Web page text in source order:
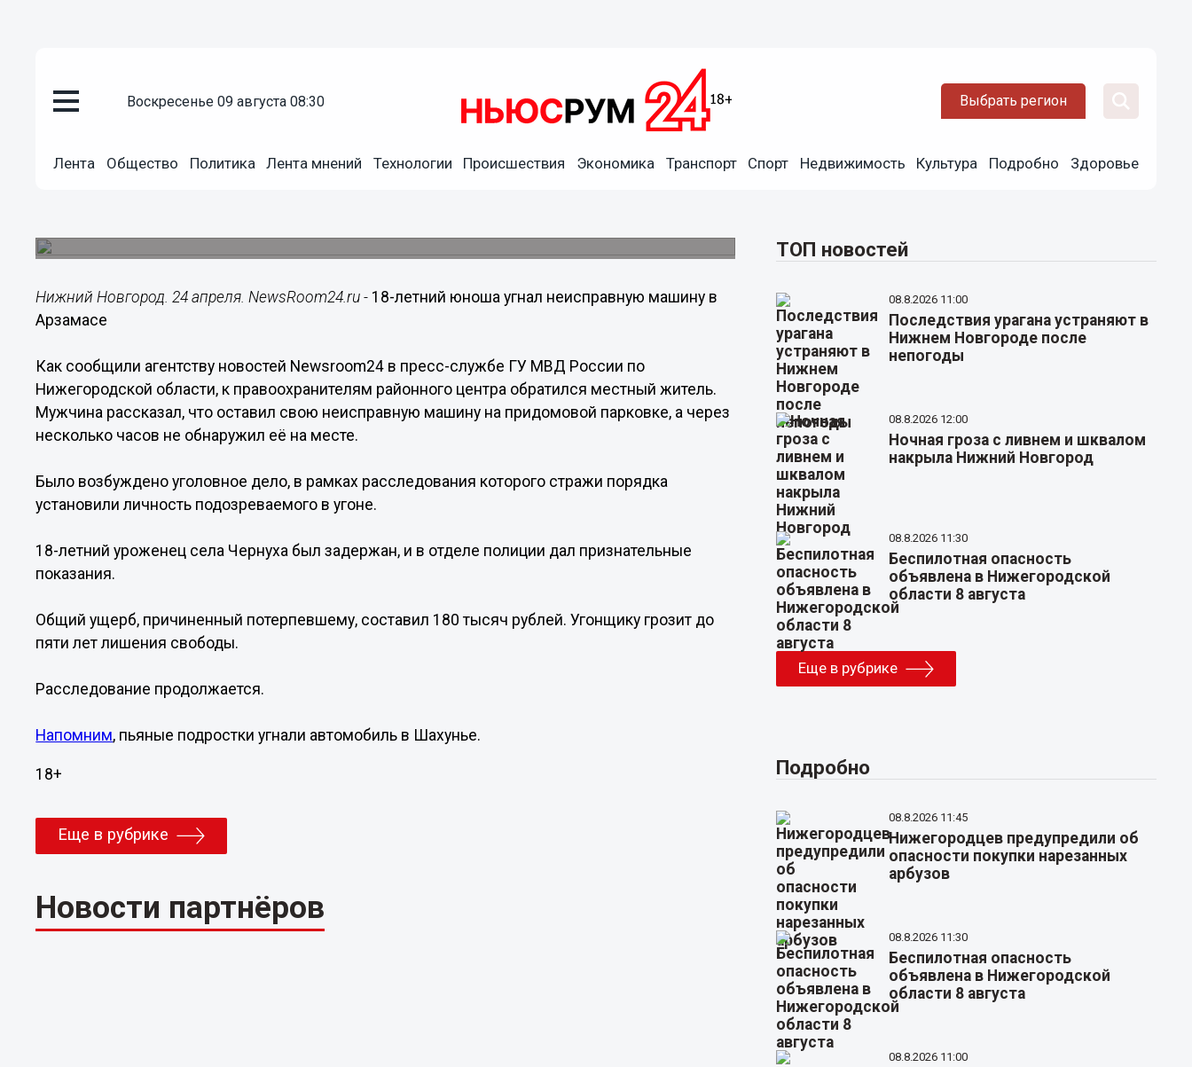
воскресенье 09 августа 08:30 Выбрать регион
Лента Общество Политика Лента мнений Технологии Происшествия Экономика Транспорт Спорт Недвижимость Культура Подробно Здоровье
24.04.201709:29
Нижний Новгород. 24 апреля. NewsRoom24.ru - 18-летний юноша угнал неисправную машину в
Арзамасе
Как сообщили агентству новостей Newsroom24 в пресс-службе ГУ МВД России по
Нижегородской области, к правоохранителям районного центра обратился местный житель.
Мужчина рассказал, что оставил свою неисправную машину на придомовой парковке, а через
несколько часов не обнаружил её на месте.
Было возбуждено уголовное дело, в рамках расследования которого стражи порядка
установили личность подозреваемого в угоне.
18-летний уроженец села Чернуха был задержан, и в отделе полиции дал признательные
показания.
Общий ущерб, причиненный потерпевшему, составил 180 тысяч рублей. Угонщику грозит до
пяти лет лишения свободы.
Расследование продолжается.
Напомним, пьяные подростки угнали автомобиль в Шахунье.
18+
Еще в рубрике
Новости партнёров
ТОП новостей
08.8.2026 11:00
Последствия урагана устраняют в
Нижнем Новгороде после
непогоды
08.8.2026 12:00
Ночная гроза с ливнем и шквалом
накрыла Нижний Новгород
08.8.2026 11:30
Беспилотная опасность
объявлена в Нижегородской
области 8 августа
Еще в рубрике
Подробно
08.8.2026 11:45
Нижегородцев предупредили об
опасности покупки нарезанных
арбузов
08.8.2026 11:30
Беспилотная опасность
объявлена в Нижегородской
области 8 августа
08.8.2026 11:00